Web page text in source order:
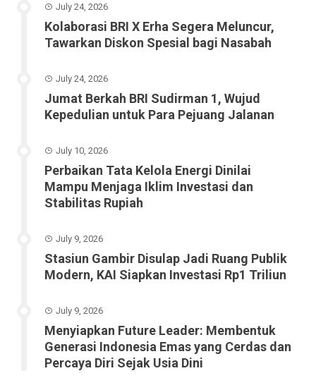
July 24, 2026
Kolaborasi BRI X Erha Segera Meluncur,
Tawarkan Diskon Spesial bagi Nasabah
July 24, 2026
Jumat Berkah BRI Sudirman 1, Wujud
Kepedulian untuk Para Pejuang Jalanan
July 10, 2026
Perbaikan Tata Kelola Energi Dinilai
Mampu Menjaga Iklim Investasi dan
Stabilitas Rupiah
July 9, 2026
Stasiun Gambir Disulap Jadi Ruang Publik
Modern, KAI Siapkan Investasi Rp1 Triliun
July 9, 2026
Menyiapkan Future Leader: Membentuk
Generasi Indonesia Emas yang Cerdas dan
Percaya Diri Sejak Usia Dini